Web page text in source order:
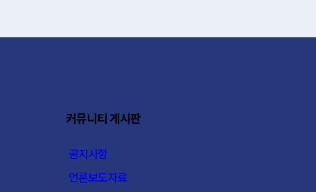
커뮤니티 게시판
공지사항
언론보도자료